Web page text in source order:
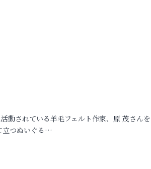
動されている羊毛フェルト作家、原 茂さん
立つぬいぐる…